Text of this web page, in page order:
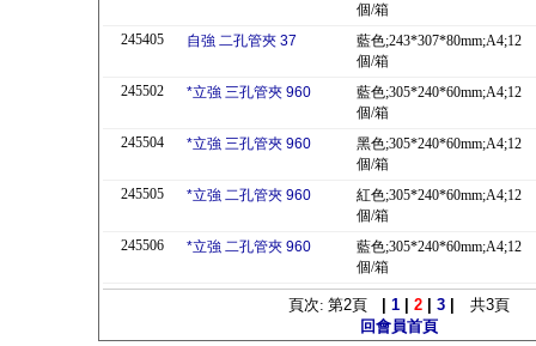
個/箱
245405
自強 二孔管夾 37
藍色;243*307*80mm;A4;12
個/箱
245502
*立強 三孔管夾 960
藍色;305*240*60mm;A4;12
個/箱
245504
*立強 三孔管夾 960
黑色;305*240*60mm;A4;12
個/箱
245505
*立強 二孔管夾 960
紅色;305*240*60mm;A4;12
個/箱
245506
*立強 二孔管夾 960
藍色;305*240*60mm;A4;12
個/箱
頁次: 第2頁 1| 2| 3| 共3頁
回會員首頁